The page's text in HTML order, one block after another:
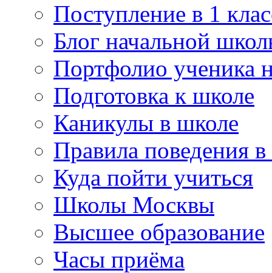
Поступление в 1
Блог начальной
Портфолио ученика
Подготовка к школе
Каникулы в школе
Правила поведения
Куда пойти учиться
Школы Москвы
Высшее образование
Часы приёма